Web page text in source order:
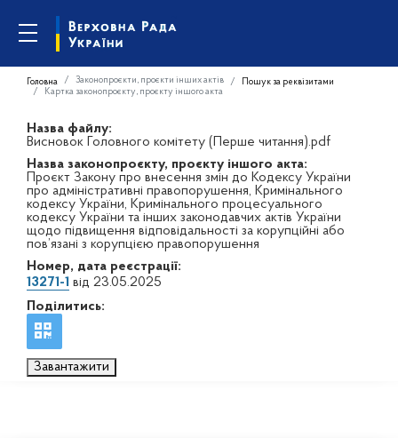
Головна Законопроєкти, проєкти інших актів
Пошук за реквізитами
Картка законопроєкту, проєкту іншого акта
Назва файлу:
Висновок Головного комітету (Перше читання).pdf
Назва законопроєкту, проєкту іншого акта:
Проєкт Закону про внесення змін до Кодексу України
про адміністративні правопорушення, Кримінального
кодексу України, Кримінального процесуального
кодексу України та інших законодавчих актів України
щодо підвищення відповідальності за корупційні або
пов’язані з корупцією правопорушення
Номер, дата реєстрації:
13271-1 від 23.05.2025
Поділитись:
Завантажити